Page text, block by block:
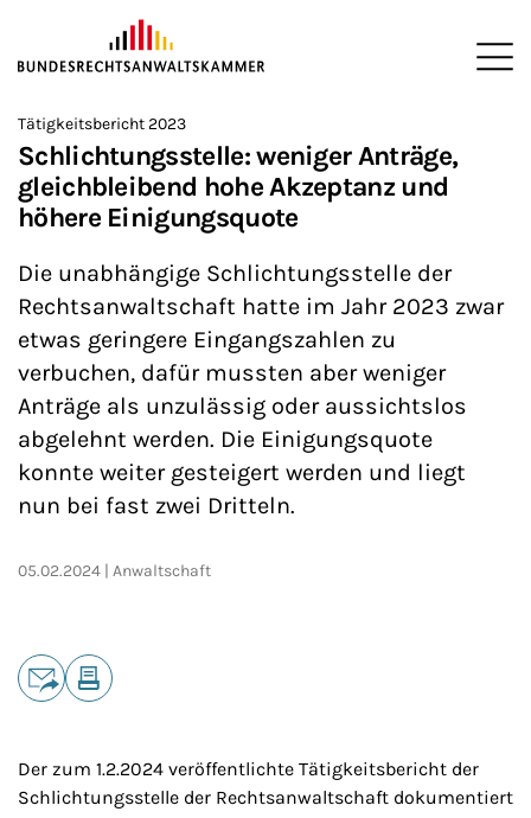
ZUM HAUPTINHALT SPRINGEN
Sie befinden sich hier:
>
Startseite
>
Newsroom
Tätigkeitsbericht 2023
Schlichtungsstelle: weniger Anträge,
gleichbleibend hohe Akzeptanz und
höhere Einigungsquote
Die unabhängige Schlichtungsstelle der
Rechtsanwaltschaft hatte im Jahr 2023 zwar
etwas geringere Eingangszahlen zu
verbuchen, dafür mussten aber weniger
Anträge als unzulässig oder aussichtslos
abgelehnt werden. Die Einigungsquote
konnte weiter gesteigert werden und liegt
nun bei fast zwei Dritteln.
05.02.2024 Anwaltschaft
Teilen
Der zum 1.2.2024 veröffentlichte Tätigkeitsbericht der
Schlichtungsstelle der Rechtsanwaltschaft dokumentiert